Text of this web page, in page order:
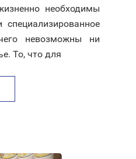
необходимы
невозможны ни
То, что для